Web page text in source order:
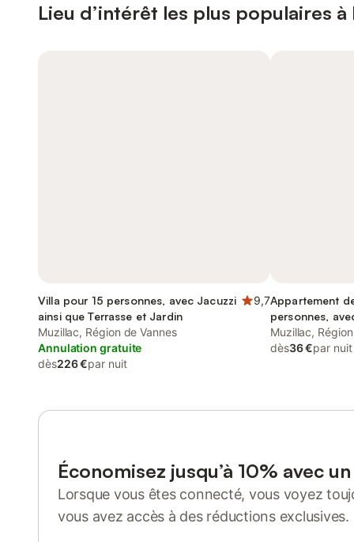
Lieu d’intérêt les plus populaires à
Villa pour 15 personnes, avec Jacuzzi
ainsi que Terrasse et Jardin
9,7
Muzillac, Région de Vannes
Annulation gratuite
dès226 €par nuit
Appartement
personnes,
Muzillac,
dès36 €par nuit
Économisez jusqu’à 10% avec
Lorsque vous êtes connecté, vous voyez
vous avez accès à des réductions exclusives.